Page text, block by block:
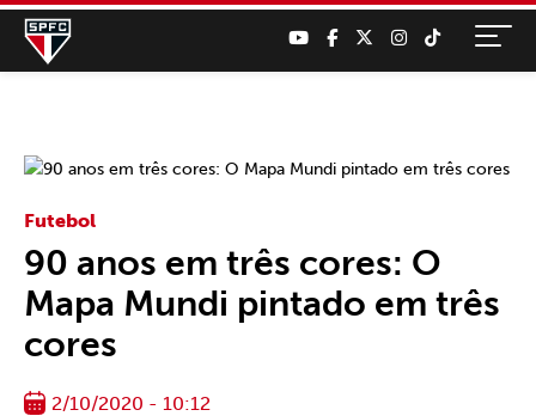
Futebol
90 anos em três cores: O
Mapa Mundi pintado em três
cores
2/10/2020 - 10:12